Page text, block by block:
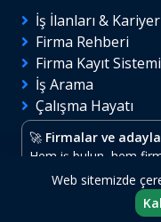
İş İlanları & Kariyer
Firma Rehberi
Firma Kayıt Sistemi
İş Arama
Çalışma Hayatı
🚀 Firmalar ve
Hem iş bulun, hem
Web sitemizde